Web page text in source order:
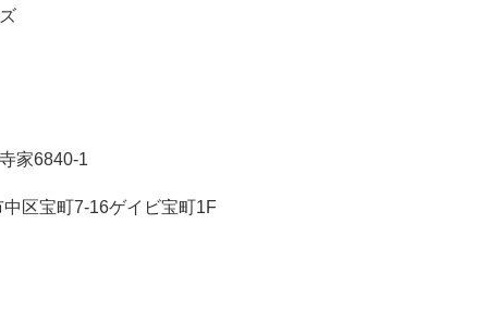
家6840-1
区宝町7-16ゲイビ宝町1F